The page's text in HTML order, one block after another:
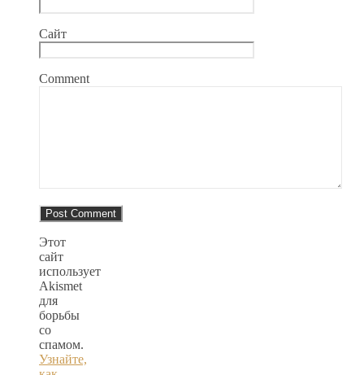
Сайт
Comment
Этот
сайт
использует
Akismet
для
борьбы
со
спамом.
Узнайте,